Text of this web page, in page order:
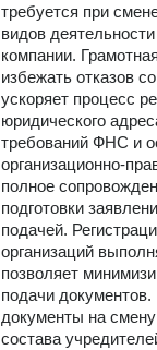
удобную
лет. Часто
износе старого
помощь. Важно
формальность, а защита
бизнес запущен, на
обслуживание. Я беру
чтобы вы могли
заниматься
предпринимателям
бюджета в месяц. В
я сам общаюсь с
бухгалтерское
блокировки счетов по
ситуации, когда
ликвидация ИП. Я
сверкой по взносам,
требуется при
видов
компании.
избежать отказов
ускоряет процесс
юридического
требований ФНС и
организационно-
полное
подготовки
подачей.
организаций
позволяет
подачи
документы на смену
состава